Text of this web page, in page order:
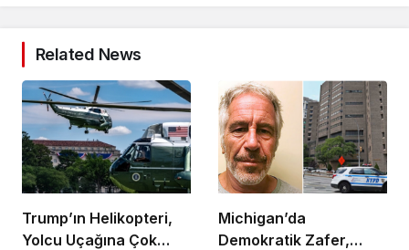
Related News
Trump’ın Helikopteri,
Yolcu Uçağına Çok
Michigan’da
Demokratik Zafer,